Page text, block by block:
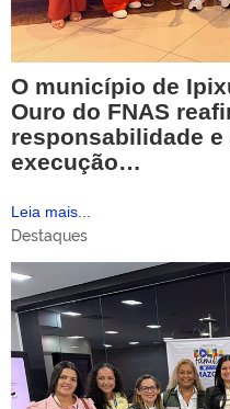
O município de
Ouro do FNAS
responsabilidade
execução…
Leia mais...
Destaques